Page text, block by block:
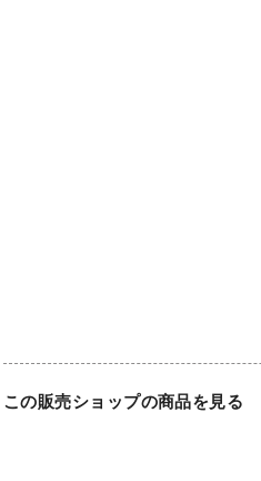
この販売ショップの商品を見る